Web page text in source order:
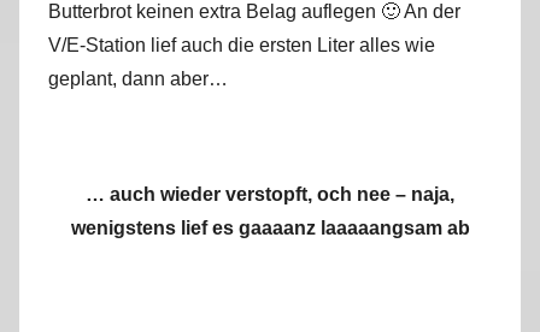
Butterbrot keinen extra Belag auflegen 🙂 An der
V/E-Station lief auch die ersten Liter alles wie
geplant, dann aber…
… auch wieder verstopft, och nee – naja,
wenigstens lief es gaaaanz laaaaangsam ab